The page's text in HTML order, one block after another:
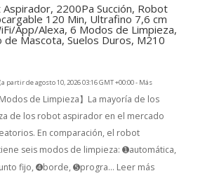
Aspirador, 2200Pa Succión, Robot
120 Min, Ultrafino 7,6 cm
App/Alexa, 6 Modos de Limpieza,
de Mascota, Suelos Duros, M210
(a partir de agosto 10, 2026 03:16 GMT +00:00 - Más
Modos de Limpieza】La mayoría de los
de los robot aspirador en el mercado
En comparación, el robot
seis modos de limpieza: ➊automática,
fijo, ➍borde, ➎progra... Leer más